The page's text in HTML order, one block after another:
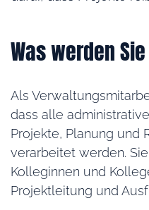
Was werden
Als
dass alle
Projekte, Planung und
verarbeitet werden.
Kolleginnen und
Projektleitung und